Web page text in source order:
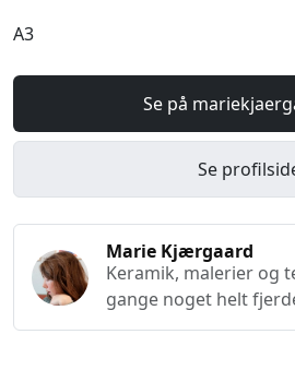
A3
Se på
Se
Marie Kjærgaard
Keramik, malerier og
gange noget helt